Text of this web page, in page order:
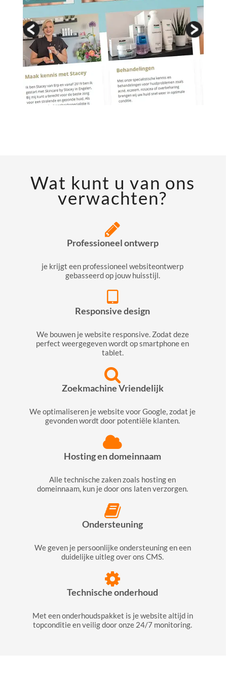
Wat kunt u van ons
verwachten?
Professioneel ontwerp
je krijgt een professioneel websiteontwerp
gebasseerd op jouw huisstijl.
Responsive design
We bouwen je website responsive. Zodat deze
perfect weergegeven wordt op smartphone en
tablet.
Zoekmachine Vriendelijk
We optimaliseren je website voor Google, zodat je
gevonden wordt door potentiële klanten.
Hosting en domeinnaam
Alle technische zaken zoals hosting en
domeinnaam, kun je door ons laten verzorgen.
Ondersteuning
We geven je persoonlijke ondersteuning en een
duidelijke uitleg over ons CMS.
Technische onderhoud
Met een onderhoudspakket is je website altijd in
topconditie en veilig door onze 24/7 monitoring.